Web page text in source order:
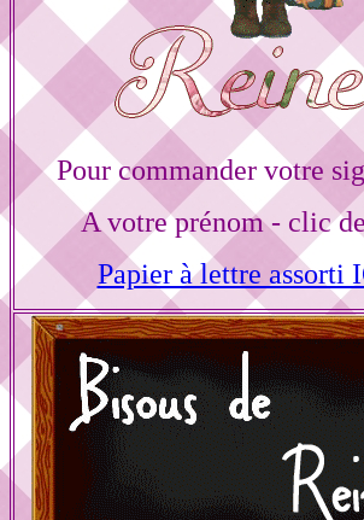
Pour commander votre
A votre prénom - clic
Papier à lettre assorti